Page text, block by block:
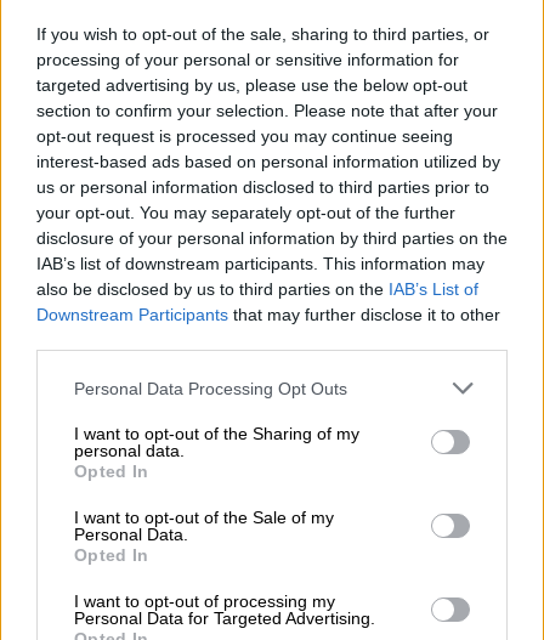
If you wish to opt-out of the sale, sharing to third parties, or
processing of your personal or sensitive information for
targeted advertising by us, please use the below opt-out
section to confirm your selection. Please note that after your
opt-out request is processed you may continue seeing
interest-based ads based on personal information utilized by
us or personal information disclosed to third parties prior to
your opt-out. You may separately opt-out of the further
disclosure of your personal information by third parties on the
IAB’s list of downstream participants. This information may
also be disclosed by us to third parties on the IAB’s List of
Downstream Participants that may further disclose it to other
Personal Data Processing Opt Outs
I want to opt-out of the Sharing of my
personal data.
Opted In
I want to opt-out of the Sale of my
Personal Data.
Opted In
I want to opt-out of processing my
Personal Data for Targeted Advertising.
pic.twitter.com/NhoiZTbAzP
— Asuntos Económicos y Transformación
Digital (@_minecogob) October 29, 2021
crecimiento PIB Economía
Contabilidad Nacional
Recuperación
NOTICIAS RELACIONADAS